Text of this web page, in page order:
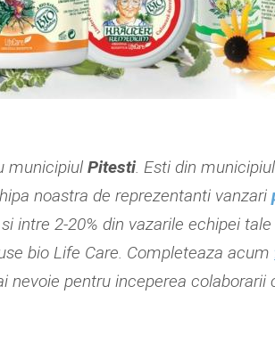
municipiulPitesti. Esti din
noastra de reprezentanti vanzari
intre 2-20% din vazarile echipei
bio Life Care. Completeaza acum
pentru inceperea colaborarii